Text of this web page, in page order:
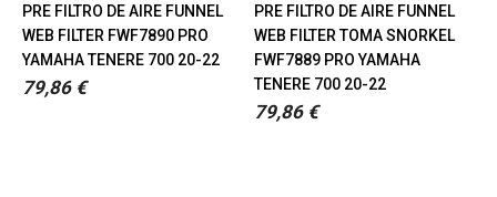
PRE FILTRO DE AIRE FUNNEL
WEB FILTER FWF7890 PRO
YAMAHA TENERE 700 20-22
79,86 €
PRE FILTRO DE AIRE FUNNEL
WEB FILTER TOMA SNORKEL
FWF7889 PRO YAMAHA
TENERE 700 20-22
79,86 €